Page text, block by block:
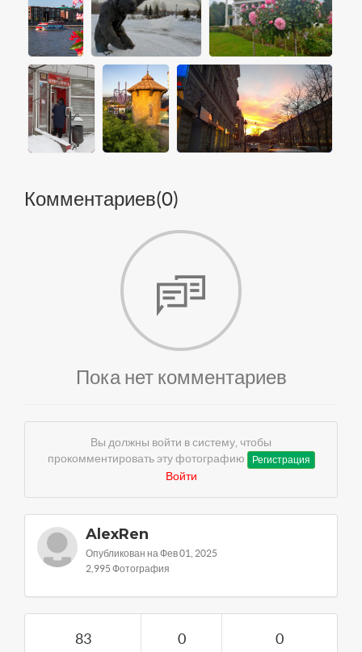
Комментариев(0)
Пока нет комментариев
Вы должны войти в систему, чтобы
прокомментировать эту фотографию
Регистрация
Войти
AlexRen
Опубликован на Фев 01, 2025
2,995 Фотография
83 0 0